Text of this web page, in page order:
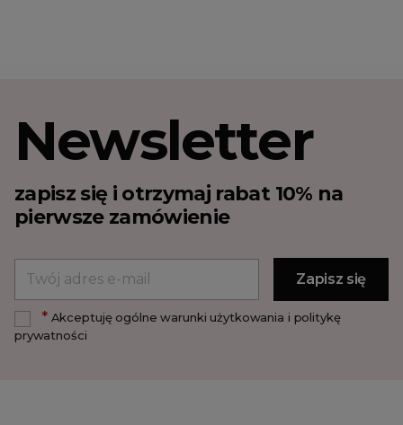
Newsletter
zapisz się i otrzymaj rabat 10% na
pierwsze zamówienie
*Akceptuję ogólne warunki użytkowania i politykę
prywatności